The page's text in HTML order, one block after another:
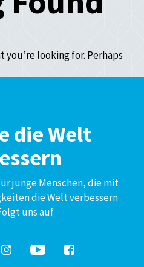
you’re looking for. Perhaps
die Welt
junge Menschen, die mit
die Welt verbessern
uns auf